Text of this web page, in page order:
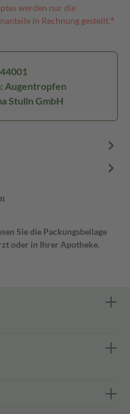
werden nur die
in Rechnung gestellt.⁴
Augentropfen
Stulln GmbH
Sie die Packungsbeilage
oder in Ihrer Apotheke.